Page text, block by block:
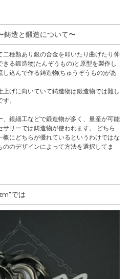
鋳造と鍛造について〜
二種類あり銀の合金を叩いたり曲げたり伸
る鍛造物(たんぞうもの)と原型を製作し
込んで作る鋳造物(ちゅうぞうもの)があ
げに向いていて鋳造物は鍛造物では難し
。
銀細工などで鍛造物が多く、量産が可能
リーでは鋳造物が使われます。 どちら
にどちらが優れているというわけではな
のデザインによって方法を選択してま
では